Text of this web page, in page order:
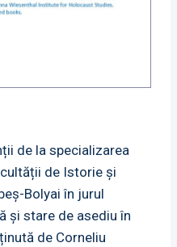
de la specializarea
de Istorie și
Bolyai în jurul
și stare de asediu în
de Corneliu